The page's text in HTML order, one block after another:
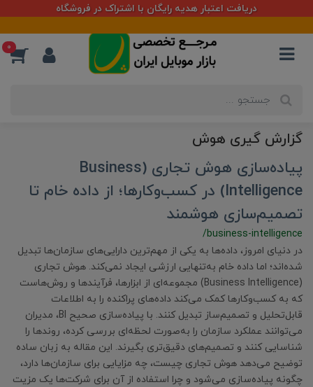
دریافت اعتبار هدیه رایگان با اشتراک در فروشگاه
0
گزارش گیری هوش
پیاده‌سازی هوش تجاری (Business
Intelligence) در کسب‌وکارها؛ از داده خام تا
تصمیم‌سازی هوشمند
/business-intelligence
در دنیای امروز، داده‌ها به یکی از مهم‌ترین دارایی‌های سازمان‌ها تبدیل
شده‌اند؛ اما داده خام به‌تنهایی ارزشی ایجاد نمی‌کند. هوش تجاری
(Business Intelligence) مجموعه‌ای از ابزارها، فرآیندها و روش‌هاست
که به کسب‌وکارها کمک می‌کند داده‌های پراکنده را به اطلاعات
قابل‌تحلیل و تصمیم‌ساز تبدیل کنند. با پیاده‌سازی صحیح BI، مدیران
می‌توانند عملکرد سازمان را به‌صورت لحظه‌ای بررسی کرده، روندها را
شناسایی کنند و تصمیم‌های دقیق‌تری بگیرند. این مقاله به زبان ساده
توضیح می‌دهد هوش تجاری چیست، چه مزایایی برای سازمان‌ها دارد،
چگونه پیاده‌سازی می‌شود و چرا استفاده از آن برای شرکت‌ها یک مزیت